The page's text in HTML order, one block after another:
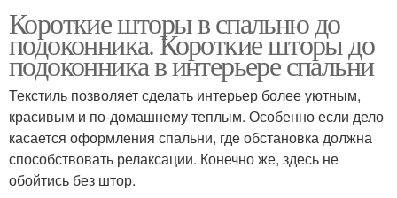
Короткие шторы в спальню до
подоконника. Короткие шторы до
подоконника в интерьере спальни
Текстиль позволяет сделать интерьер более уютным,
красивым и по-домашнему теплым. Особенно если дело
касается оформления спальни, где обстановка должна
способствовать релаксации. Конечно же, здесь не
обойтись без штор.